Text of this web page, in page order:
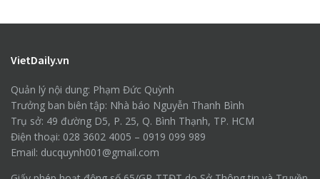
VietDaily.vn
Quản lý nội dung: Phạm Đức Quỳnh
Trưởng ban biên tập: Nhà báo Nguyễn Thanh Bình
Trụ sở: 49 đường D5, P. 25, Q. Bình Thạnh, TP. HCM
Điện thoại: 028 3602 4005 – 0919 099 989
Email: ducquynh001@gmail.com